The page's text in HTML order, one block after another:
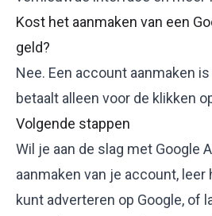
Kost het aanmaken van een
geld?
Nee. Een account aanmaken
betaalt alleen voor de klikken
Volgende stappen
Wil je aan de slag met Google
aanmaken van je account, leer
kunt adverteren op Google, of